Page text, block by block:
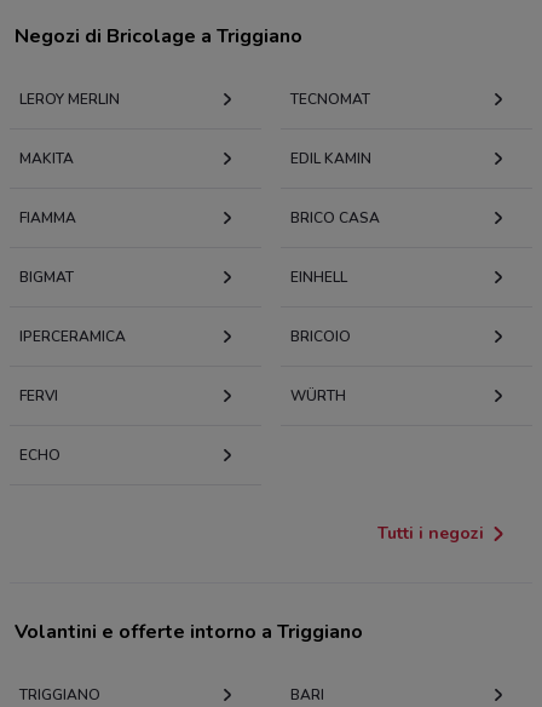
Negozi di Bricolage a Triggiano
LEROY MERLIN TECNOMAT
MAKITA EDIL KAMIN
FIAMMA BRICO CASA
BIGMAT EINHELL
IPERCERAMICA BRICOIO
FERVI WÜRTH
ECHO
Tutti i negozi
Volantini e offerte intorno a Triggiano
TRIGGIANO BARI